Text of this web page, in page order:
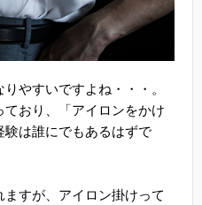
やすいですよね・・・。
おり、「アイロンをかけ
は誰にでもあるはずで
すが、アイロン掛けって